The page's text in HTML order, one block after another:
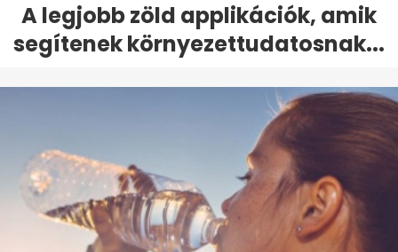
A legjobb zöld applikációk, amik
segítenek környezettudatosnak...